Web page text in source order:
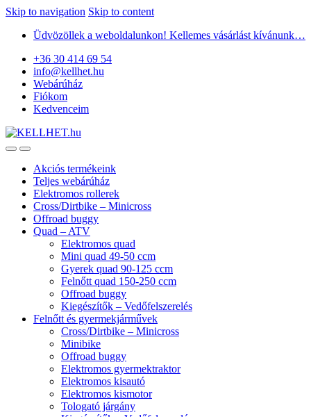
Skip to navigation Skip to content
Üdvözöllek a weboldalunkon! Kellemes vásárlást kívánunk…
+36 30 414 69 54
info@kellhet.hu
Webárúház
Fiókom
Kedvenceim
Akciós termékeink
Teljes webárúház
Elektromos rollerek
Cross/Dirtbike – Minicross
Offroad buggy
Quad – ATV
Elektromos quad
Mini quad 49-50 ccm
Gyerek quad 90-125 ccm
Felnőtt quad 150-250 ccm
Offroad buggy
Kiegészítők – Vedőfelszerelés
Felnőtt és gyermekjárművek
Cross/Dirtbike – Minicross
Minibike
Offroad buggy
Elektromos gyermektraktor
Elektromos kisautó
Elektromos kismotor
Tologató járgány